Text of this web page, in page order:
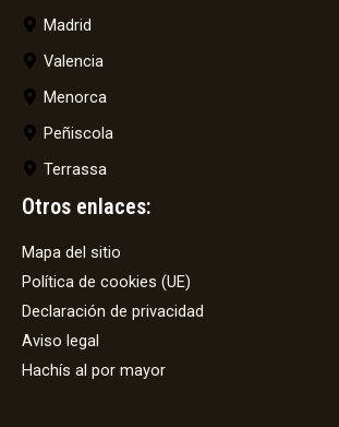
Madrid
Valencia
Menorca
Peñiscola
Terrassa
Otros enlaces:
Mapa del sitio
Política de cookies (UE)
Declaración de privacidad
Aviso legal
Hachís al por mayor